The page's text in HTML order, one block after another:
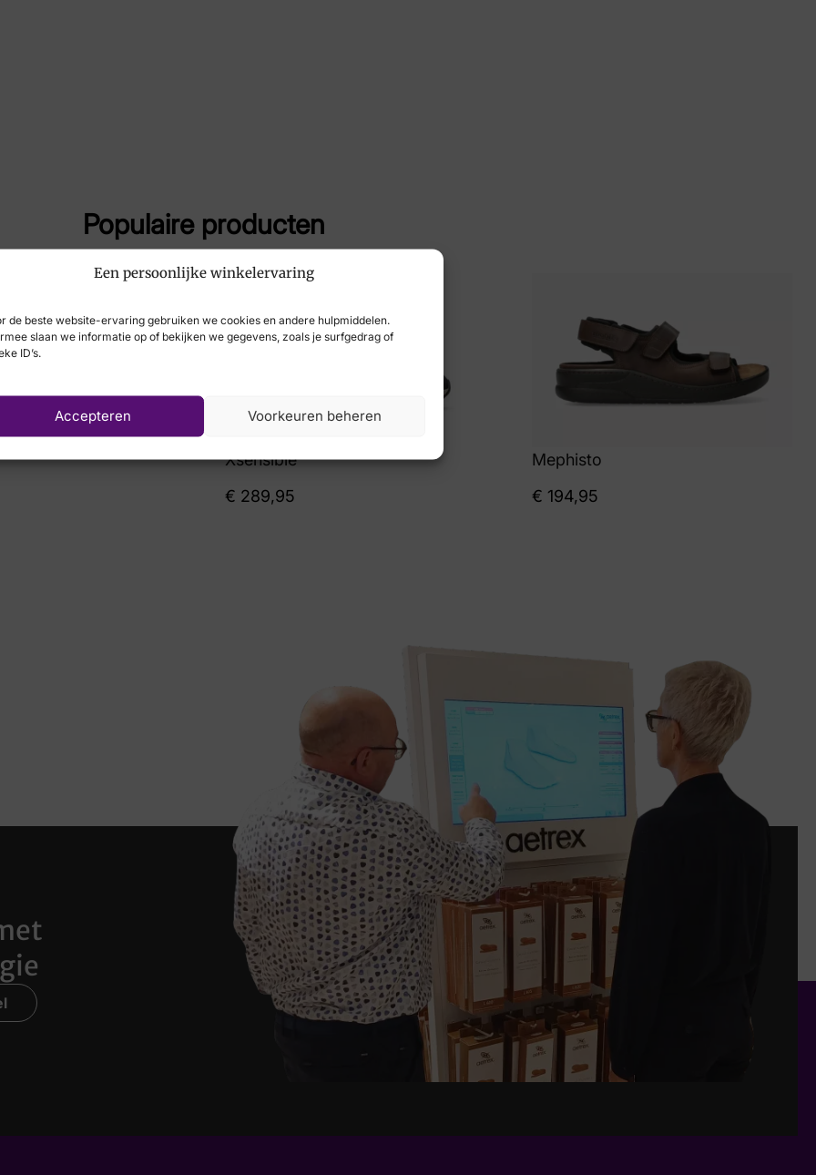
Een persoonlijke winkelervaring
de beste website-ervaring gebruiken we cookies en andere hulpmiddelen.
slaan we informatie op of bekijken we gegevens, zoals je surfgedrag of
ID’s.
Accepteren Voorkeuren beheren
Populaire producten
-18%
Xsensible
€ 289,95
Mephisto
€ 194,95